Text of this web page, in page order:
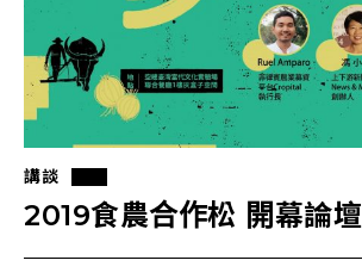
講談
2019食農合作松 開幕論壇